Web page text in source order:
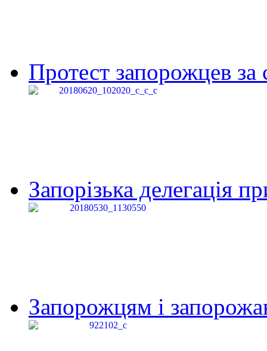
Протест запорожцев за
Запорізька делегація
Запорожцям і